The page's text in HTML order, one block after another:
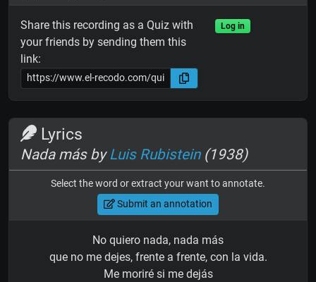
Share this recording as a Quiz with
your friends by sending them this
link:
Log in
Lyrics
Nada más byLuis Rubistein(1938)
Select the word or extract your want to annotate.
Submit an annotation
No quiero nada, nada más
que no me dejes, frente a frente, con la vida.
Me moriré si me dejás